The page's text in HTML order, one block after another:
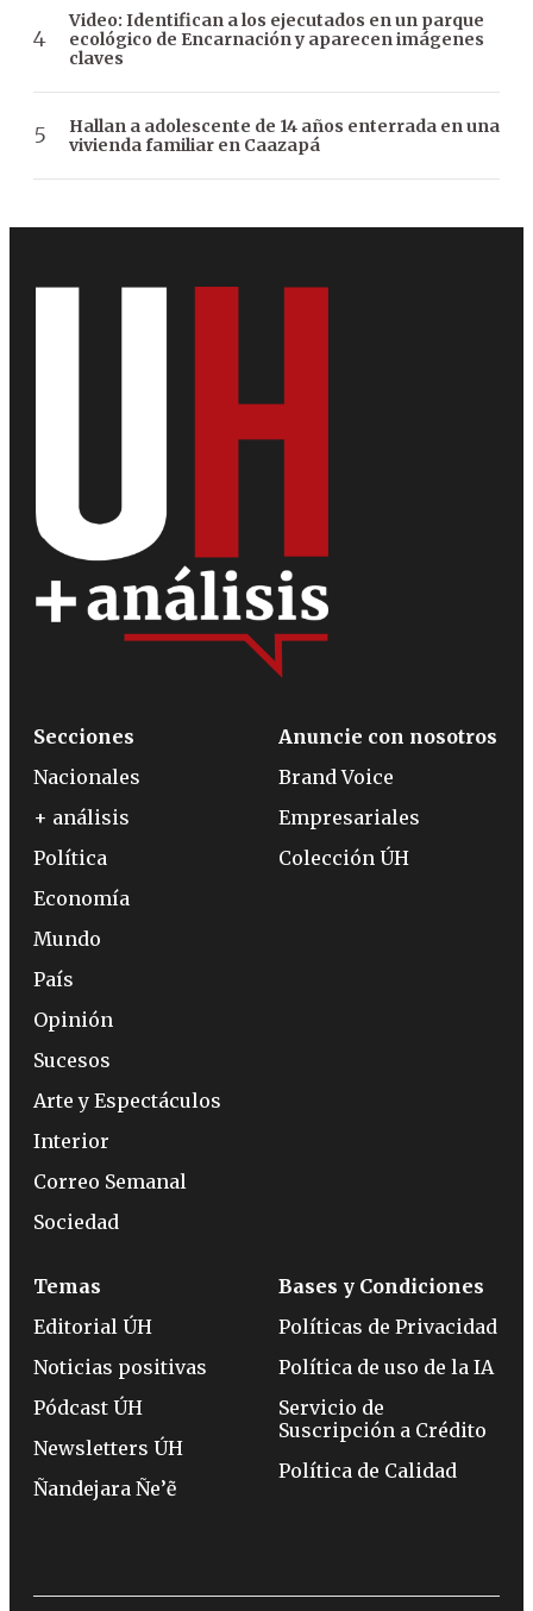
Video: Identifican a los ejecutados en un parque
ecológico de Encarnación y aparecen imágenes
claves
Hallan a adolescente de 14 años enterrada en una
vivienda familiar en Caazapá
Secciones
Nacionales
+ análisis
Política
Economía
Mundo
País
Opinión
Sucesos
Arte y Espectáculos
Interior
Correo Semanal
Sociedad
Anuncie con nosotros
Brand Voice
Empresariales
Colección ÚH
Temas
Editorial ÚH
Noticias positivas
Pódcast ÚH
Newsletters ÚH
Ñandejara Ñe’ẽ
Bases y Condiciones
Políticas de Privacidad
Política de uso de la IA
Servicio de
Suscripción a Crédito
Política de Calidad